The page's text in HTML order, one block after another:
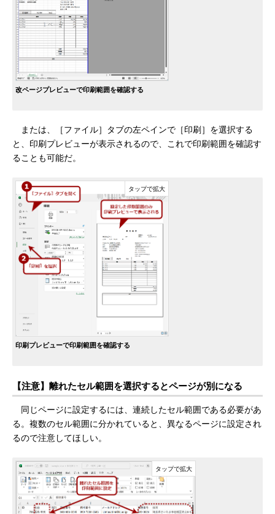
改ページプレビューで印刷範囲を確認する
または、［ファイル］タブの左ペインで［印刷］を選択する
と、印刷プレビューが表示されるので、これで印刷範囲を確認す
ることも可能だ。
印刷プレビューで印刷範囲を確認する
【注意】離れたセル範囲を選択するとページが別になる
同じページに設定するには、連続したセル範囲である必要があ
る。複数のセル範囲に分かれていると、異なるページに設定され
るので注意してほしい。